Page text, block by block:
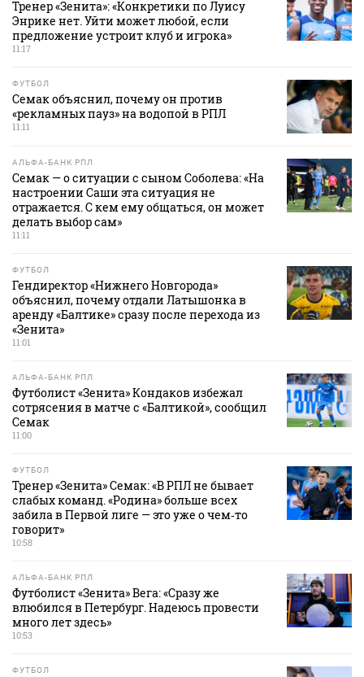
Тренер «Зенита»: «Конкретики по Луису
Энрике нет. Уйти может любой, если
предложение устроит клуб и игрока»
11:17
ФУТБОЛ
Семак объяснил, почему он против
«рекламных пауз» на водопой в РПЛ
11:11
АЛЬФА-БАНК РПЛ
Семак — о ситуации с сыном Соболева: «На
настроении Саши эта ситуация не
отражается. С кем ему общаться, он может
делать выбор сам»
11:11
ФУТБОЛ
Гендиректор «Нижнего Новгорода»
объяснил, почему отдали Латышонка в
аренду «Балтике» сразу после перехода из
«Зенита»
11:01
АЛЬФА-БАНК РПЛ
Футболист «Зенита» Кондаков избежал
сотрясения в матче с «Балтикой», сообщил
Семак
11:00
ФУТБОЛ
Тренер «Зенита» Семак: «В РПЛ не бывает
слабых команд. «Родина» больше всех
забила в Первой лиге — это уже о чем‑то
говорит»
10:58
АЛЬФА-БАНК РПЛ
Футболист «Зенита» Вега: «Сразу же
влюбился в Петербург. Надеюсь провести
много лет здесь»
10:53
ФУТБОЛ